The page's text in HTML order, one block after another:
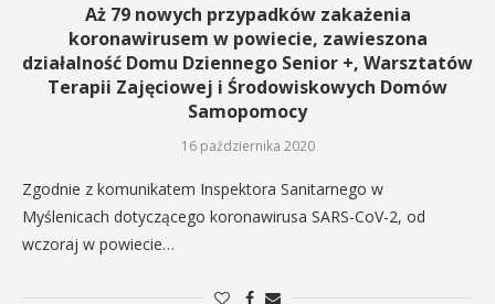
Aż 79 nowych przypadków zakażenia
koronawirusem w powiecie, zawieszona
działalność Domu Dziennego Senior +, Warsztatów
Terapii Zajęciowej i Środowiskowych Domów
Samopomocy
16 października 2020
Zgodnie z komunikatem Inspektora Sanitarnego w
Myślenicach dotyczącego koronawirusa SARS-CoV-2, od
wczoraj w powiecie…